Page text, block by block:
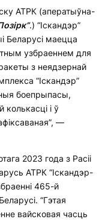
АТРК (аператыўна-
.) “Іскандэр”
Беларусі маецца
узбраеннем для
з неядзернай
“Іскандэр”
боепрыпасы,
і ў
—
2023 года з Расіі
АТРК “Іскандэр-
465-й
“Гэтая
вайсковая часць